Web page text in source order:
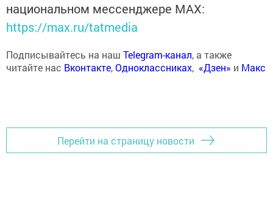
национальном мессенджере MАХ:
https://max.ru/tatmedia
Подписывайтесь на наш Telegram-канал, а также
читайте нас Вконтакте,Одноклассниках, «Дзен» и Макс
Перейти на страницу новости